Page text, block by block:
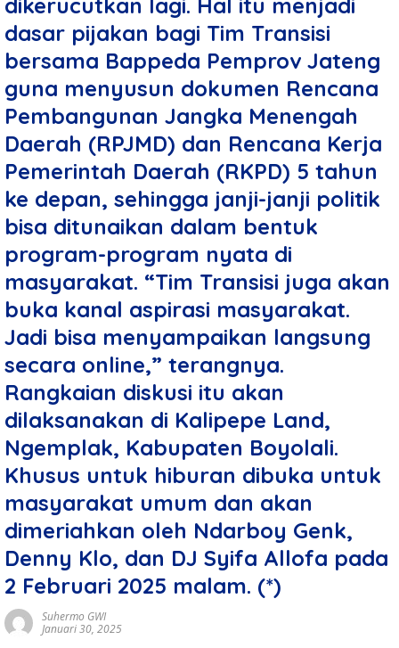
dikerucutkan lagi. Hal itu menjadi
dasar pijakan bagi Tim Transisi
bersama Bappeda Pemprov Jateng
guna menyusun dokumen Rencana
Pembangunan Jangka Menengah
Daerah (RPJMD) dan Rencana Kerja
Pemerintah Daerah (RKPD) 5 tahun
ke depan, sehingga janji-janji politik
bisa ditunaikan dalam bentuk
program-program nyata di
masyarakat. “Tim Transisi juga akan
buka kanal aspirasi masyarakat.
Jadi bisa menyampaikan langsung
secara online,” terangnya.
Rangkaian diskusi itu akan
dilaksanakan di Kalipepe Land,
Ngemplak, Kabupaten Boyolali.
Khusus untuk hiburan dibuka untuk
masyarakat umum dan akan
dimeriahkan oleh Ndarboy Genk,
Denny Klo, dan DJ Syifa Allofa pada
2 Februari 2025 malam. (*)
Suhermo GWI
Januari 30, 2025